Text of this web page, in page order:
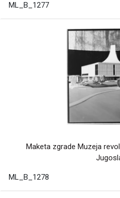
ML_B_1277
Maketa zgrade Muzeja
ML_B_1278